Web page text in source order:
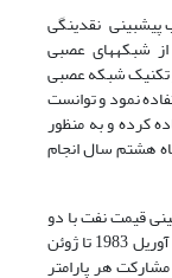
پیش­بینی نقدینگی
از شبکه­های عصبی
تکنیک شبکه عصبی
نمود و توانست
سال استفاده کرده و به منظور
هشتم سال انجام
به پیش­بینی قیمت نفت با دو
روش آریما و شبکه­های عصبی با 5 وقفه در دوره­ی آوریل 1983 تا ژوئن
هر پارامتر